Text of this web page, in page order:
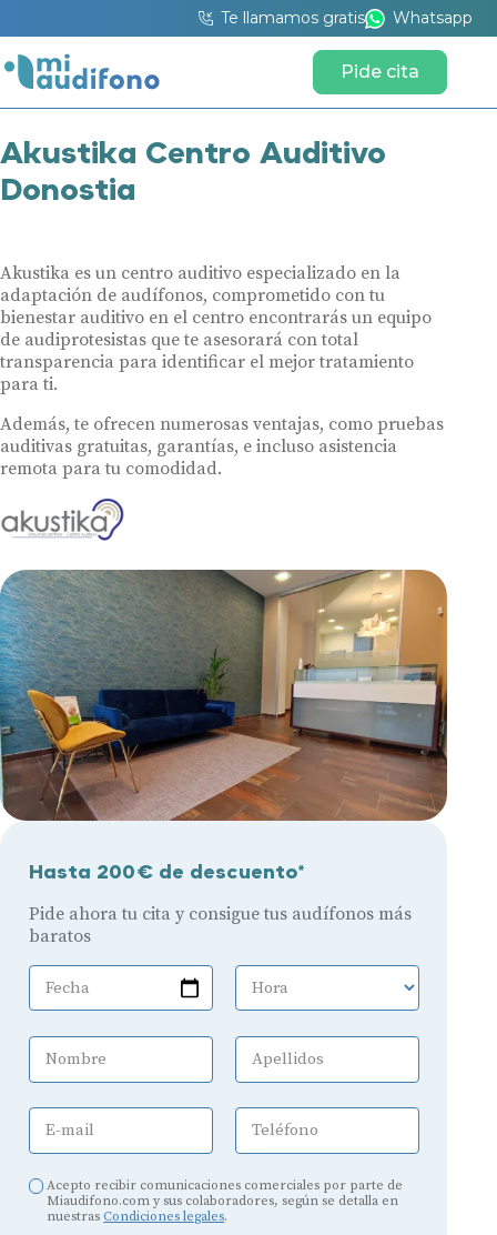
Te llamamos gratis Whatsapp
Pide cita
Akustika Centro Auditivo
Donostia
Akustika es un centro auditivo especializado en la
adaptación de audífonos, comprometido con tu
bienestar auditivo en el centro encontrarás un equipo
de audiprotesistas que te asesorará con total
transparencia para identificar el mejor tratamiento
para ti.
Además, te ofrecen numerosas ventajas, como pruebas
auditivas gratuitas, garantías, e incluso asistencia
remota para tu comodidad.
Hasta 200€ de descuento*
Pide ahora tu cita y consigue tus audífonos más
baratos
Fecha Hora
Nombre Apellidos
E-mail Teléfono
Acepto recibir comunicaciones comerciales por parte de
Miaudifono.com y sus colaboradores, según se detalla en
nuestras Condiciones legales.